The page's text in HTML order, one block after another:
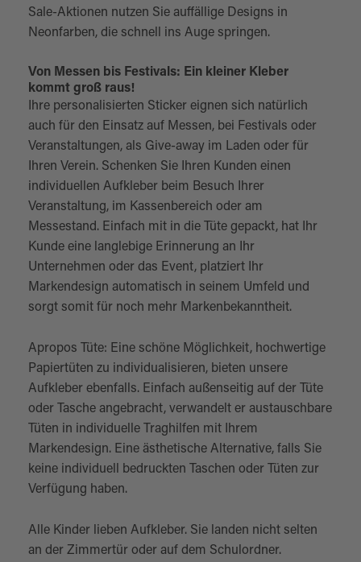
Sale-Aktionen nutzen Sie auffällige Designs in
Neonfarben, die schnell ins Auge springen.
Von Messen bis Festivals: Ein kleiner Kleber
kommt groß raus!
Ihre personalisierten Sticker eignen sich natürlich
auch für den Einsatz auf Messen, bei Festivals oder
Veranstaltungen, als Give-away im Laden oder für
Ihren Verein. Schenken Sie Ihren Kunden einen
individuellen Aufkleber beim Besuch Ihrer
Veranstaltung, im Kassenbereich oder am
Messestand. Einfach mit in die Tüte gepackt, hat Ihr
Kunde eine langlebige Erinnerung an Ihr
Unternehmen oder das Event, platziert Ihr
Markendesign automatisch in seinem Umfeld und
sorgt somit für noch mehr Markenbekanntheit.
Apropos Tüte: Eine schöne Möglichkeit, hochwertige
Papiertüten zu individualisieren, bieten unsere
Aufkleber ebenfalls. Einfach außenseitig auf der Tüte
oder Tasche angebracht, verwandelt er austauschbare
Tüten in individuelle Traghilfen mit Ihrem
Markendesign. Eine ästhetische Alternative, falls Sie
keine individuell bedruckten Taschen oder Tüten zur
Verfügung haben.
Alle Kinder lieben Aufkleber. Sie landen nicht selten
an der Zimmertür oder auf dem Schulordner.